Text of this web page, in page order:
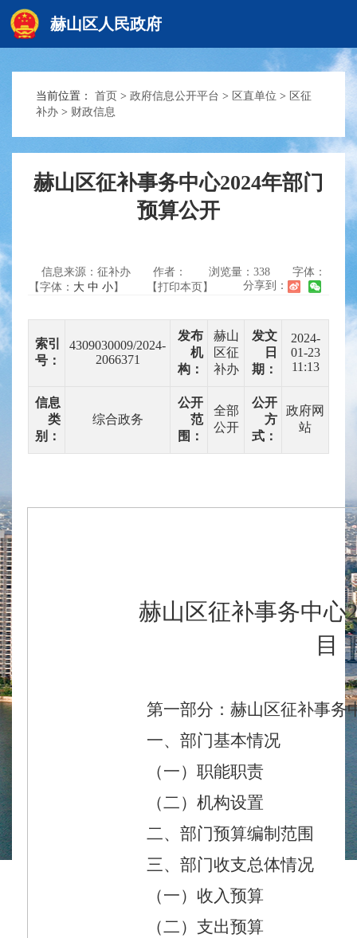
赫山区人民政府
赫山首页
信息公开
互动交流
当前位置： 首页 > 政府信息公开平台 > 区直单位 > 区征
补办 > 财政信息
赫山区征补事务中心2024年部门
预算公开
信息来源：征补办 作者： 浏览量： 338
字体：
【字体： 大 中 小】 【打印本页】 分享到：
索引
号：
4309030009/2024-
2066371
发布
机
构：
赫山
区征
补办
发文
日
期：
2024-
01-23
11:13
信息
类
别：
综合政务
公开
范
围：
全部
公开
公开
方
式：
政府网
站
赫山区征补事务中心
目
第一部分：赫山区征补事务
一、部门基本情况
（一）职能职责
（二）机构设置
二、部门预算编制范围
三、部门收支总体情况
（一）收入预算
（二）支出预算